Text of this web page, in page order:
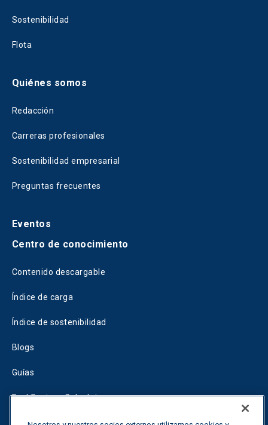
Sostenibilidad
Flota
Quiénes somos
Redacción
Carreras profesionales
Sostenibilidad empresarial
Preguntas frecuentes
Eventos
Centro de conocimiento
Contenido descargable
Índice de carga
Índice de sostenibilidad
Blogs
Guías
Fuel Savings Calculator
Calculadora de optimización del transporte